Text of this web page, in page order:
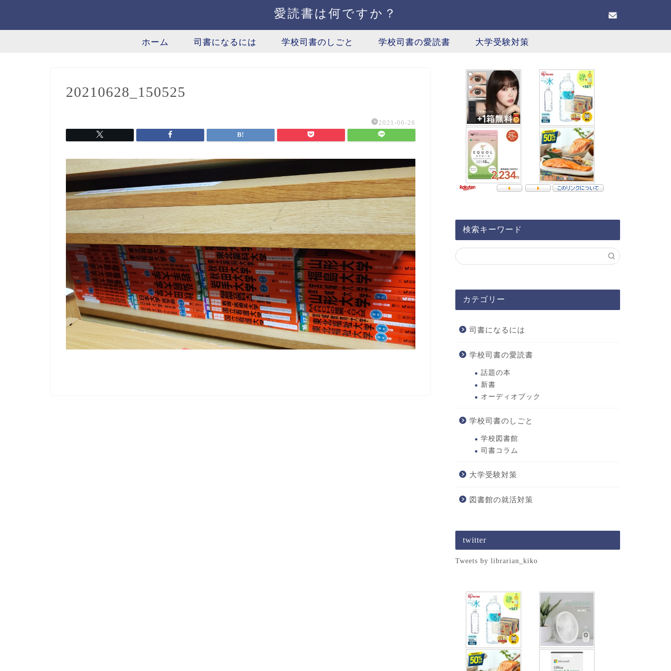
愛読書は何ですか？
ホーム 司書になるには 学校司書のしごと 学校司書の愛読書 大学受験対策
20210628_150525
2021-06-28
検索キーワード
カテゴリー
司書になるには
学校司書の愛読書
話題の本
新書
オーディオブック
学校司書のしごと
学校図書館
司書コラム
大学受験対策
図書館の就活対策
twitter
Tweets by librarian_kiko